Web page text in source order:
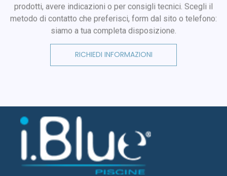
prodotti, avere indicazioni o per consigli tecnici. Scegli il
metodo di contatto che preferisci, form dal sito o telefono:
siamo a tua completa disposizione.
RICHIEDI INFORMAZIONI